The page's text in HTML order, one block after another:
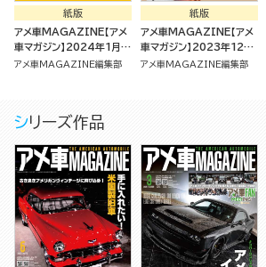
紙版
アメ車MAGAZINE【アメ
車マガジン】2024年1月号
[雑誌]
アメ車MAGAZINE編集部
紙版
アメ車MAGAZINE【アメ
車マガジン】2023年12月
号 [雑誌]
アメ車MAGAZINE編集部
シリーズ作品